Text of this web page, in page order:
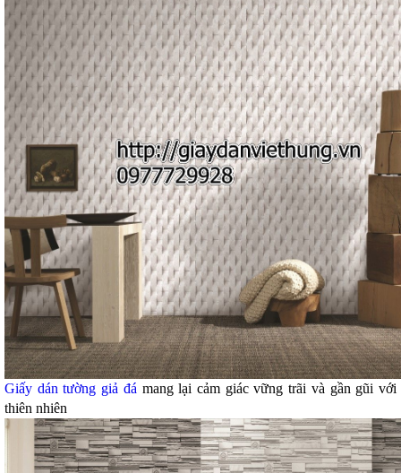
Giấy dán tường giả đá mang lại cảm giác vững trãi và gần gũi với
thiên nhiên